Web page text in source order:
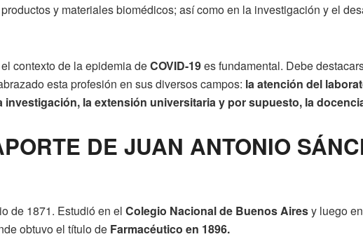
y materiales biomédicos; así como en la investigación y el
contexto de la epidemia deCOVID-19es fundamental. Debe
esta profesión en sus diversos campos: la atención del
investigación, la extensión universitaria y por supuesto, la
DE JUAN ANTONIO
de 1871. Estudió en el Colegio Nacional de Buenos Airesy luego
obtuvo el título de Farmacéutico en 1896.